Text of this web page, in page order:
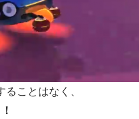
ことはなく、